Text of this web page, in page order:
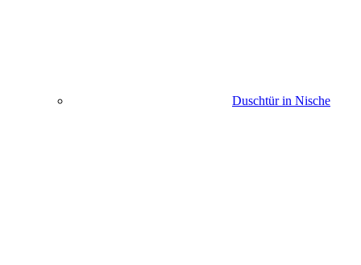
Duschtür in Nische